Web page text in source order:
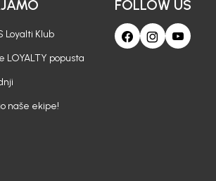
Loyalti Klub
LOYALTY popusta
naše ekipe!
FOLLOW US